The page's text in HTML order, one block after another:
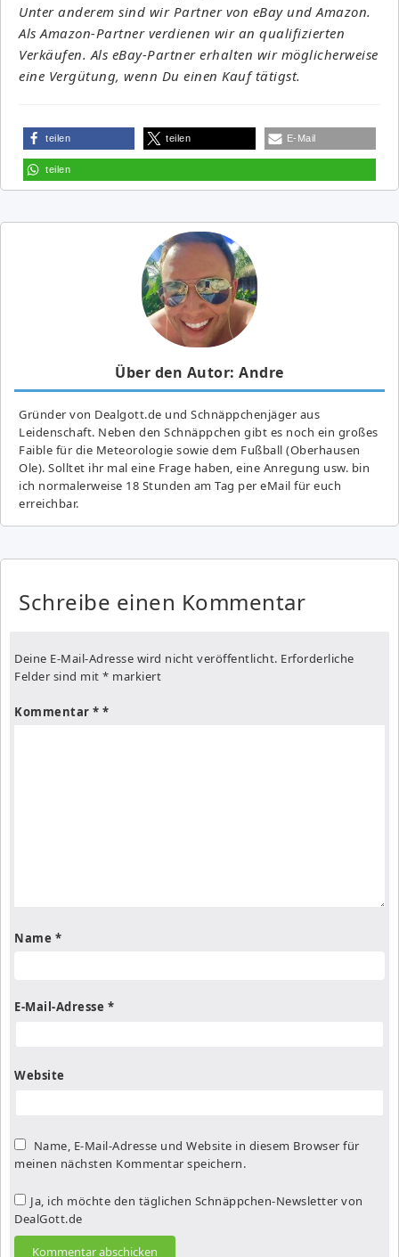
Unter anderem sind wir Partner von eBay und Amazon.
Als Amazon-Partner verdienen wir an qualifizierten
Verkäufen. Als eBay-Partner erhalten wir möglicherweise
eine Vergütung, wenn Du einen Kauf tätigst.
teilen teilen E-Mail
teilen
Über den Autor: Andre
Gründer von Dealgott.de und Schnäppchenjäger aus
Leidenschaft. Neben den Schnäppchen gibt es noch ein großes
Fai­ble für die Meteorologie sowie dem Fußball (Oberhausen
Ole). Solltet ihr mal eine Frage haben, eine Anregung usw. bin
ich normalerweise 18 Stunden am Tag per eMail für euch
erreichbar.
Schreibe einen Kommentar
Deine E-Mail-Adresse wird nicht veröffentlicht. Erforderliche
Felder sind mit * markiert
Kommentar *
Name *
E-Mail-Adresse *
Website
Name, E-Mail-Adresse und Website in diesem Browser für
meinen nächsten Kommentar speichern.
Ja, ich möchte den täglichen Schnäppchen-Newsletter von
DealGott.de